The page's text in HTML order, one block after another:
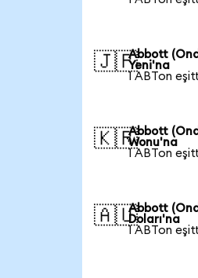
🇯🇵Abbott
Yeni'na
1 ABTon
🇰🇷Abbott
Wonu'na
1 ABTon
🇦🇺Abbott
Doları'na
1 ABTon